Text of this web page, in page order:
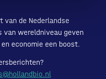
van de Nederlandse
wereldniveau geven
economie een boost.